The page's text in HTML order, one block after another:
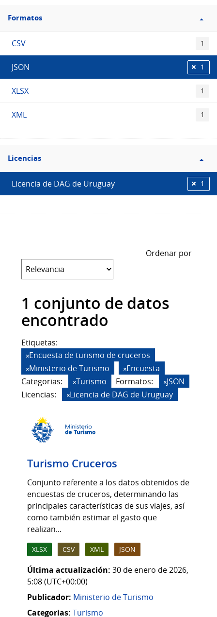
Filtro
Formatos
Formatos
CSV 1
JSON 1
XLSX 1
XML 1
Filtro
Licencias
Licencias
Licencia de DAG de Uruguay 1
Ordenar por
1 conjunto de datos
encontrado
Etiquetas:
Encuesta de turismo de cruceros
Ministerio de Turismo
Encuesta
Categorias:
Turismo Formatos:
JSON
Licencias:
Licencia de DAG de Uruguay
Turismo Cruceros
Conjunto referente a los datos obtenidos de
encuestas de cruceros, determinando las
principales características de sus viajes, así
como también estimar el gasto que
realizan...
XLSX CSV XML JSON
Última actualización: 30 de enero de 2026,
5:08 (UTC+00:00)
Publicador: Ministerio de Turismo
Categorias: Turismo